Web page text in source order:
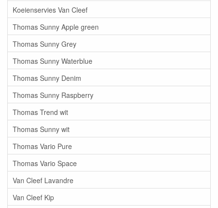
Koeienservies Van Cleef
Thomas Sunny Apple green
Thomas Sunny Grey
Thomas Sunny Waterblue
Thomas Sunny Denim
Thomas Sunny Raspberry
Thomas Trend wit
Thomas Sunny wit
Thomas Vario Pure
Thomas Vario Space
Van Cleef Lavandre
Van Cleef Kip